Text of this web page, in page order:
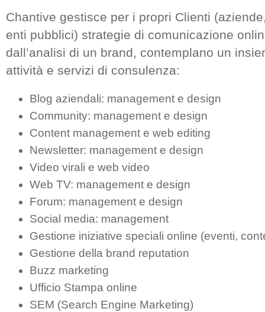
Chantive gestisce per i propri Clienti
enti pubblici) strategie di comunicazione
dall’analisi di un brand, contemplano un
attività e servizi di consulenza:
Blog aziendali: management e design
Community: management e design
Content management e web editing
Newsletter: management e design
Video virali e web video
Web TV: management e design
Forum: management e design
Social media: management
Gestione iniziative speciali online (eventi,
Gestione della brand reputation
Buzz marketing
Ufficio Stampa online
SEM (Search Engine Marketing)